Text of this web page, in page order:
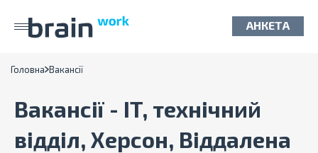
АНКЕТА
Головна Вакансії
Вакансії - IT, технічний
відділ, Херсон, Віддалена